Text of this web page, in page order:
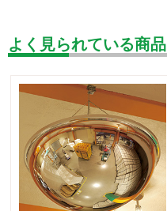
よく見られている商品